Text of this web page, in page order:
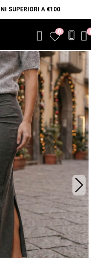
SUPERIORI A €100
favorite0